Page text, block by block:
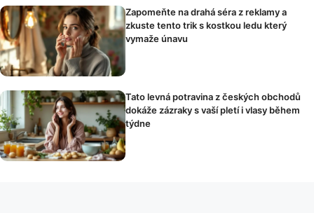
Zapomeňte na drahá séra z reklamy a
zkuste tento trik s kostkou ledu který
vymaže únavu
Tato levná potravina z českých obchodů
dokáže zázraky s vaší pletí i vlasy během
týdne